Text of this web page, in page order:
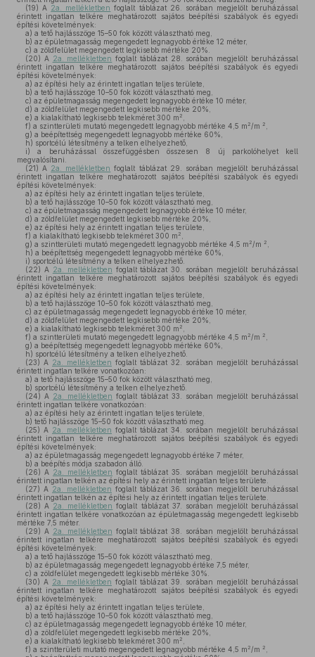
(19) A 2a. mellékletben foglalt táblázat 26. sorában megjelölt beruházással
érintett ingatlan telkére meghatározott sajátos beépítési szabályok és egyedi
építési követelmények:
a) a tető hajlásszöge 15–50 fok között választható meg,
b) az épületmagasság megengedett legnagyobb értéke 12 méter,
c) a zöldfelület megengedett legkisebb mértéke 20%.
(20) A 2a. mellékletben foglalt táblázat 28. sorában megjelölt beruházással
érintett ingatlan telkére meghatározott sajátos beépítési szabályok és egyedi
építési követelmények:
a) az építési hely az érintett ingatlan teljes területe,
b) a tető hajlásszöge 10–50 fok között választható meg,
c) az épületmagasság megengedett legnagyobb értéke 10 méter,
d) a zöldfelület megengedett legkisebb mértéke 20%,
e) a kialakítható legkisebb telekméret 300 m 2
f) a szintterületi mutató megengedett legnagyobb mértéke 4,5 m 2 /m 2
g) a beépítettség megengedett legnagyobb mértéke 60%,
h) sportcélú létesítmény a telken elhelyezhető,
i) a beruházással összefüggésben összesen 8 új parkolóhelyet kell
megvalósítani.
(21) A 2a. mellékletben foglalt táblázat 29. sorában megjelölt beruházással
érintett ingatlan telkére meghatározott sajátos beépítési szabályok és egyedi
építési követelmények:
a) az építési hely az érintett ingatlan teljes területe,
b) a tető hajlásszöge 10–50 fok között választható meg,
c) az épületmagasság megengedett legnagyobb értéke 10 méter,
d) a zöldfelület megengedett legkisebb mértéke 20%,
e) az építési hely az érintett ingatlan teljes területe,
f) a kialakítható legkisebb telekméret 300 m 2
g) a szintterületi mutató megengedett legnagyobb mértéke 4,5 m 2 /m 2
h) a beépítettség megengedett legnagyobb mértéke 60%,
i) sportcélú létesítmény a telken elhelyezhető.
(22) A 2a. mellékletben foglalt táblázat 30. sorában megjelölt beruházással
érintett ingatlan telkére meghatározott sajátos beépítési szabályok és egyedi
építési követelmények:
a) az építési hely az érintett ingatlan teljes területe,
b) a tető hajlásszöge 10–50 fok között választható meg,
c) az épületmagasság megengedett legnagyobb értéke 10 méter,
d) a zöldfelület megengedett legkisebb mértéke 20%,
e) a kialakítható legkisebb telekméret 300 m 2
f) a szintterületi mutató megengedett legnagyobb mértéke 4,5 m 2 /m 2
g) a beépítettség megengedett legnagyobb mértéke 60%,
h) sportcélú létesítmény a telken elhelyezhető.
(23) A 2a. mellékletben foglalt táblázat 32. sorában megjelölt beruházással
érintett ingatlan telkére vonatkozóan:
a) a tető hajlásszöge 15–50 fok között választható meg,
b) sportcélú létesítmény a telken elhelyezhető.
(24) A 2a. mellékletben foglalt táblázat 33. sorában megjelölt beruházással
érintett ingatlan telkére vonatkozóan:
a) az építési hely az érintett ingatlan teljes területe,
b) tető hajlásszöge 15–50 fok között választható meg.
(25) A 2a. mellékletben foglalt táblázat 34. sorában megjelölt beruházással
érintett ingatlan telkére meghatározott sajátos beépítési szabályok és egyedi
építési követelmények:
a) az épületmagasság megengedett legnagyobb értéke 7 méter,
b) a beépítés módja szabadon álló.
(26) A 2a. mellékletben foglalt táblázat 35. sorában megjelölt beruházással
érintett ingatlan telkén az építési hely az érintett ingatlan teljes területe.
(27) A 2a. mellékletben foglalt táblázat 36. sorában megjelölt beruházással
érintett ingatlan telkén az építési hely az érintett ingatlan teljes területe.
(28) A 2a. mellékletben foglalt táblázat 37. sorában megjelölt beruházással
érintett ingatlan telkére vonatkozóan az épületmagasság megengedett legkisebb
mértéke 7,5 méter.
(29) A 2a. mellékletben foglalt táblázat 38. sorában megjelölt beruházással
érintett ingatlan telkére meghatározott sajátos beépítési szabályok és egyedi
építési követelmények:
a) a tető hajlásszöge 15–50 fok között választható meg,
b) az épületmagasság megengedett legnagyobb értéke 7,5 méter,
c) a zöldfelület megengedett legkisebb mértéke 30%.
(30) A 2a. mellékletben foglalt táblázat 39. sorában megjelölt beruházással
érintett ingatlan telkére meghatározott sajátos beépítési szabályok és egyedi
építési követelmények:
a) az építési hely az érintett ingatlan teljes területe,
b) a tető hajlásszöge 10–50 fok között választható meg,
c) az épületmagasság megengedett legnagyobb értéke 10 méter,
d) a zöldfelület megengedett legkisebb mértéke 20%,
e) a kialakítható legkisebb telekméret 300 m 2
f) a szintterületi mutató megengedett legnagyobb mértéke 4,5 m 2 /m 2